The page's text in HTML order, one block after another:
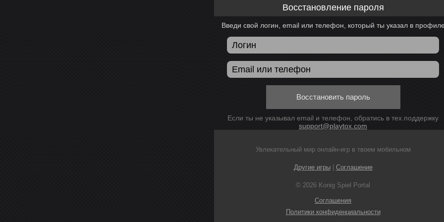
Восстановление пароля
Введи свой логин, email или телефон, который ты указал в
Восстановить пароль
Если ты не указывал email и телефон, обратись в тех.поддержку
support@playtox.com
Увлекательный мир онлайн-игр в твоем мобильном
Другие игры| Соглашение
© 2026 Konig Spiel Portal
Соглашения
Политики конфиденциальности